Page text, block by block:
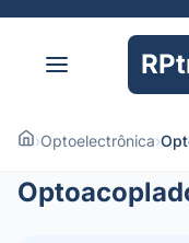
›Optoelectrônica›